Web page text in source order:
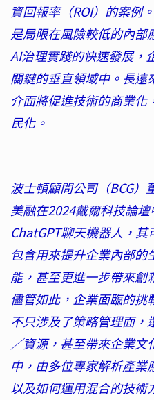
資回報率（ROI）的案例
是局限在風險較低的內部
AI治理實踐的快速發展，
關鍵的垂直領域中。長遠
介面將促進技術的商業化
民化。
波士頓顧問公司（BCG
美融在2024戴爾科技論
ChatGPT聊天機器人，其
包含用來提升企業內部
能，甚至更進一步帶來創
儘管如此，企業面臨的挑
不只涉及了策略管理面
／資源，甚至帶來企業
中，由多位專家解析產
以及如何運用混合的技術